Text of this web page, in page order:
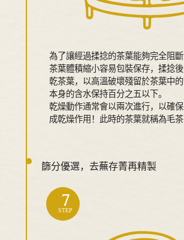
為了讓經過揉捻的茶葉能夠完全阻
茶葉體積縮小容易包裝保存，揉捻
乾茶葉，以高溫破壞殘留於茶葉中
本身的含水保持百分之五以下。
乾燥動作通常會以兩次進行，以確
成乾燥作用！此時的茶葉就稱為毛茶
篩分優選，去蕪存菁再精製
7
STEP